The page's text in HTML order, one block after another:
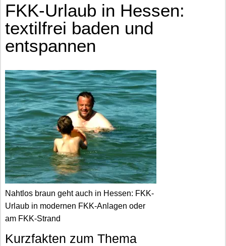
FKK-Urlaub in Hessen:
textilfrei baden und
entspannen
Nahtlos braun geht auch in Hessen: FKK-
Urlaub in modernen FKK-Anlagen oder
am FKK-Strand
Kurzfakten zum Thema